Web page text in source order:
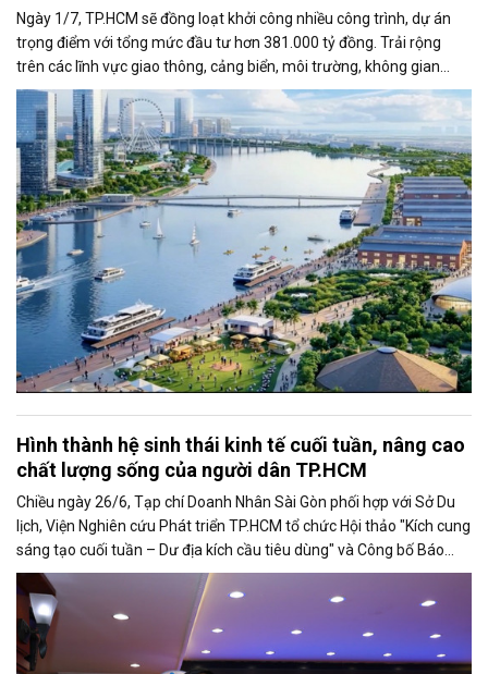
Ngày 1/7, TP.HCM sẽ đồng loạt khởi công nhiều công trình, dự án
trọng điểm với tổng mức đầu tư hơn 381.000 tỷ đồng. Trải rộng
trên các lĩnh vực giao thông, cảng biển, môi trường, không gian
công cộng và nhà ở xã hội, các dự án được kỳ vọng tạo động lực
tăng trưởng mới, mở rộng không gian phát triển và nâng cao năng
lực cạnh tranh của đô thị lớn nhất cả nước.
Hình thành hệ sinh thái kinh tế cuối tuần, nâng cao
chất lượng sống của người dân TP.HCM
Chiều ngày 26/6, Tạp chí Doanh Nhân Sài Gòn phối hợp với Sở Du
lịch, Viện Nghiên cứu Phát triển TP.HCM tổ chức Hội thảo "Kích cung
sáng tạo cuối tuần – Dư địa kích cầu tiêu dùng" và Công bố Báo
cáo năng lực phát triển doanh nghiệp TP.HCM năm 2025. Trân
trọng giới thiệu phát biểu của ông Nguyễn Ngọc Hồi - Phó Giám đốc
Sở Văn hoá - Thể thao TP.HCM tại Hội thảo.